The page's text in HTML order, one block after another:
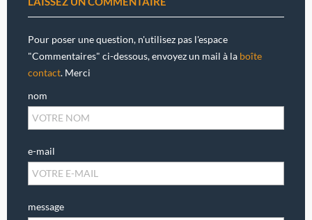
Pour poser une question, n'utilisez pas l'espace
"Commentaires" ci-dessous, envoyez un mail à la boîte
contact. Merci
nom
e-mail
message